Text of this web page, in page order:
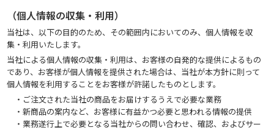
（個人情報の収集・利用）
当社は、以下の目的のため、その範囲内においてのみ、個人情報を収
集・利用いたします。
当社による個人情報の収集・利用は、お客様の自発的な提供によるもの
であり、お客様が個人情報を提供された場合は、当社が本方針に則って
個人情報を利用することをお客様が許諾したものとします。
・ご注文された当社の商品をお届けするうえで必要な業務
・新商品の案内など、お客様に有益かつ必要と思われる情報の提供
・業務遂行上で必要となる当社からの問い合わせ、確認、およびサー